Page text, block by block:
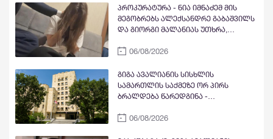
ჩასცეს გულში შხამიანი ისარი
ნანული ჟორჟოლიანის ხელით
მხარდაჭერას საქართველოს
სუვერენიტეტისა და ტერიტორიული
მთლიანობის მიმართ
პროკურატურა - ნია იმნაძემ მის
მეგობრებს ალექსანდრე გაბაშვილს
და გიორგი მალანიას უთხრა,
გიგა ავალიანი ზედმეტ ყურადღებას
ალექსანდრე გაბაშვილი წააქეზა,
თანამზრახველებთან ერთად თავს
დასხმოდა გიგა ავალიანს
06/08/2026
გიგა ავალიანის სისხლის
სამართლის საქმეზე ორ პირს
ბრალდება წარედგინა -
06/08/2026